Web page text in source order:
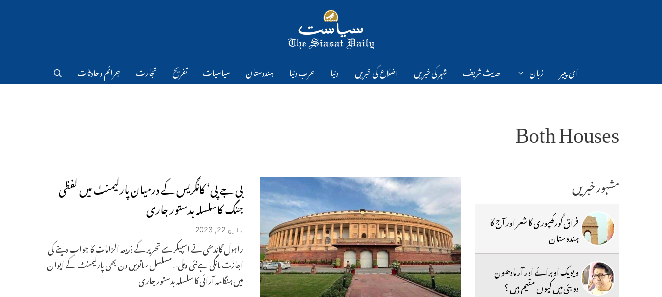
ای پیپر زبان حدیث شریف شہر کی خبریں اضلاع کی خبریں دنیا عرب دنیا ہندوستان سیاسیات تفریح تجارت جرائم و حادثات
Both Houses
بی جے پی‘ کانگریس کے درمیان پارلیمنٹ میں لفظی
جنگ کاسلسلہ بدستور جاری
مارچ 22, 2023
راہول گاندھی نے اسپیکر سے تحریر کے ذریعہ الزامات کا جواب دینے کی
اجازت مانگی ہےنئی دہلی۔مسلسل ساتویں دن بھی پارلیمنٹ کے ایوان
میں ہنگامہ آرائی کا سلسلہ بدستور جاری
مشہور خبریں
فراق گورکھپوری کا شعر اور آج کا
ہندوستان
ویویک اوبرائے اور آر مادھون
دوبئی میں کیوں مقیم ہیں ؟